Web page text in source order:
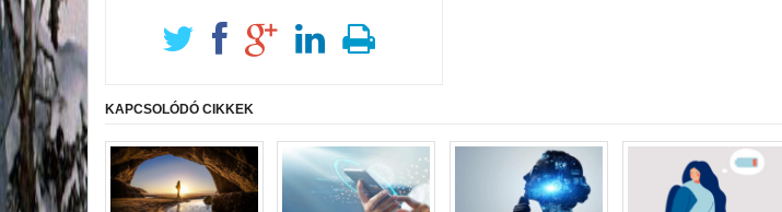
KAPCSOLÓDÓ CIKKEK